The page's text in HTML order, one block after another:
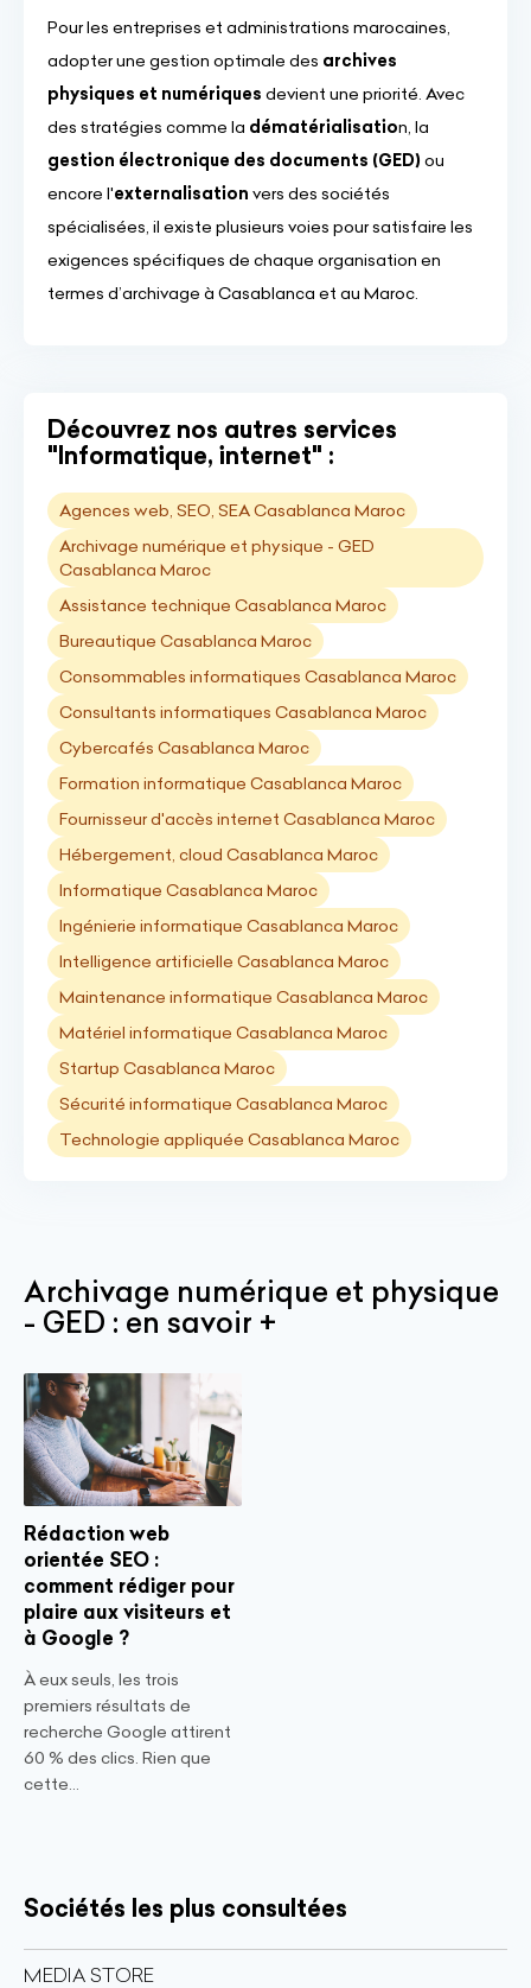
Pour les entreprises et administrations marocaines,
adopter une gestion optimale des archives
physiques et numériques devient une priorité. Avec
des stratégies comme la dématérialisation, la
gestion électronique des documents (GED) ou
encore l'externalisation vers des sociétés
spécialisées, il existe plusieurs voies pour satisfaire les
exigences spécifiques de chaque organisation en
termes d’archivage à Casablanca et au Maroc.
Découvrez nos autres services
"Informatique, internet" :
Agences web, SEO, SEA Casablanca Maroc
Archivage numérique et physique - GED
Casablanca Maroc
Assistance technique Casablanca Maroc
Bureautique Casablanca Maroc
Consommables informatiques Casablanca Maroc
Consultants informatiques Casablanca Maroc
Cybercafés Casablanca Maroc
Formation informatique Casablanca Maroc
Fournisseur d'accès internet Casablanca Maroc
Hébergement, cloud Casablanca Maroc
Informatique Casablanca Maroc
Ingénierie informatique Casablanca Maroc
Intelligence artificielle Casablanca Maroc
Maintenance informatique Casablanca Maroc
Matériel informatique Casablanca Maroc
Startup Casablanca Maroc
Sécurité informatique Casablanca Maroc
Technologie appliquée Casablanca Maroc
Archivage numérique et physique
- GED : en savoir +
Rédaction web
orientée SEO :
comment rédiger pour
plaire aux visiteurs et
à Google ?
À eux seuls, les trois
premiers résultats de
recherche Google attirent
60 % des clics. Rien que
cette...
Sociétés les plus consultées
MEDIA STORE